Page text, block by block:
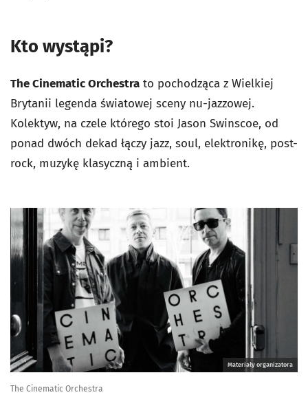
Kto wystąpi?
The Cinematic Orchestra to pochodząca z Wielkiej
Brytanii legenda światowej sceny nu-jazzowej.
Kolektyw, na czele którego stoi Jason Swinscoe, od
ponad dwóch dekad łączy jazz, soul, elektronikę, post-
rock, muzykę klasyczną i ambient.
Materiały organizatora
The Cinematic Orchestra